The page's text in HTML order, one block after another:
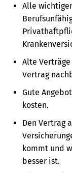
Alle
Alte
Vertrag
Gute
kosten.
Den Vertrag
kommt und
besser ist.